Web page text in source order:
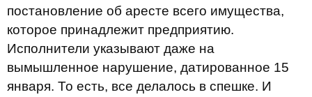
постановление об аресте всего имущества,
которое принадлежит предприятию.
Исполнители указывают даже на
вымышленное нарушение, датированное 15
января. То есть, все делалось в спешке. И